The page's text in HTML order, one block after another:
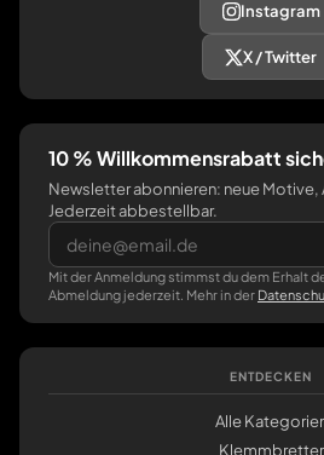
Instagram
X / Twitter
10 % Willkommensrabatt
Newsletter abonnieren: neue Motive,
Jederzeit abbestellbar.
Mit der Anmeldung stimmst du dem Erhalt
Abmeldung jederzeit. Mehr in der
ENTDECKEN
Alle
Klemmbretter